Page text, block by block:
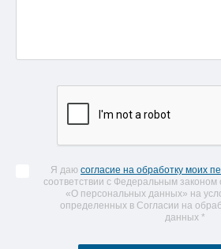
Я даю согласие на обработку моих
соответствии с Федеральным
«О персональных данных» на
определенных в Согласии на
данных *